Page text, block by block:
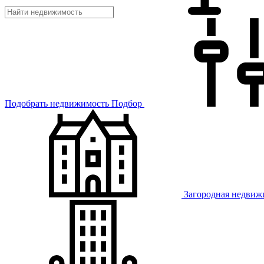
Подобрать недвижимость Подбор
Загородная